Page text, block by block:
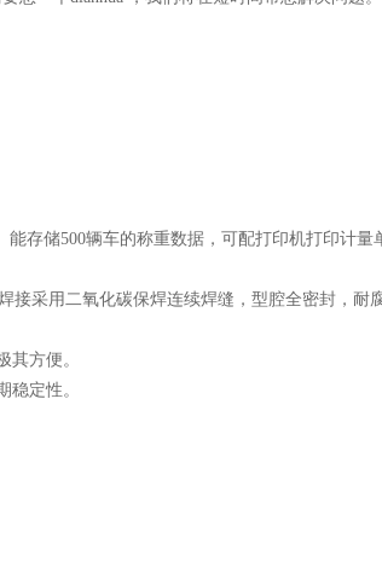
存储500辆车的称重数据，可配打印机打印计量
采用二氧化碳保焊连续焊缝，型腔全密封，耐
方便。
定性。